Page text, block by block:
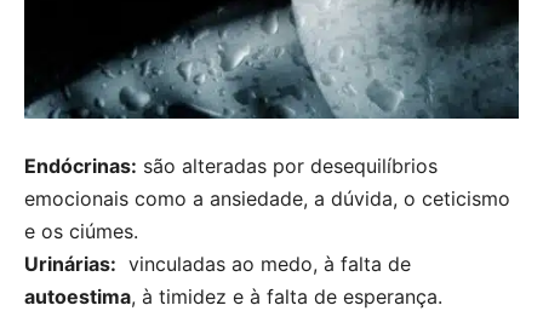
Endócrinas: são alteradas por desequilíbrios
emocionais como a ansiedade, a dúvida, o ceticismo
e os ciúmes.
Urinárias: vinculadas ao medo, à falta de
autoestima, à timidez e à falta de esperança.